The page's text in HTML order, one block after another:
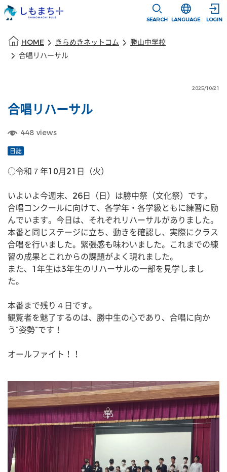
SEARCH
選択すると言
LANGUAGE LOGIN
HOME きらめきネットコム
勝山中学校
合唱リハーサル
2025/10/21
合唱リハーサル
448 views
日誌
○令和７年10月21日（火）
いよいよ今週末、26日（日）は勝中祭（文化祭）です。
合唱コンクールに向けて、各学年・各学級ともに練習に励
んでいます。今日は、それぞれリハーサルがありました。
本番と同じステージに立ち、動きを確認し、実際にクラス
合唱を行いました。緊張感も味わいました。これまでの練
習の成果とこれからの課題がよく現れました。
また、1年生は3年生のリハーサルの一部を見学しまし
た。
本番まで残り４日です。
観覧者を魅了するのは、勝中生の心であり、合唱に向か
う”姿勢”です！
オールファイト！！